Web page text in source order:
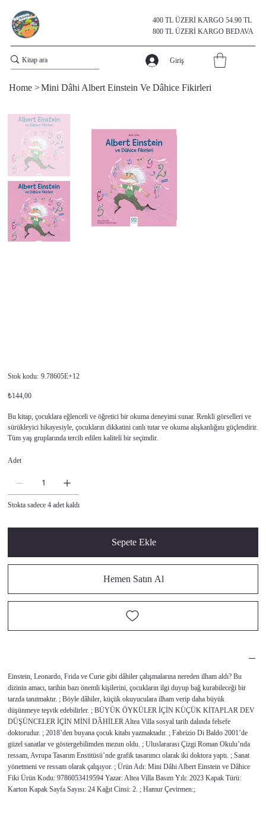
400 TL ÜZERİ KARGO 54.90 TL
800 TL ÜZERİ KARGO BEDAVA
Giriş
Home >Mini Dâhi Albert Einstein Ve Dâhice Fikirleri
Stok kodu: Stok
9.78605E+12
Orijinal
fiyat
₺144,00
Bu kitap, çocuklara eğlenceli ve öğretici bir okuma deneyimi sunar. Renkli görselleri ve
sürükleyici hikayesiyle, çocukların dikkatini canlı tutar ve okuma alışkanlığını güçlendirir.
Tüm yaş gruplarında tercih edilen kaliteli bir seçimdir.
Adet
Stokta sadece 4 adet kaldı
Sepete Ekle
Hemen Satın Al
Einstein, Leonardo, Frida ve Curie gibi dâhiler çalışmalarına nereden ilham aldı? Bu
dizinin amacı, tarihin bazı önemli kişilerini, çocukların ilgi duyup bağ kurabileceği bir
tarzda tanıtmaktır. ; Böyle dâhiler, küçük okuyuculara ilham verip daha büyük
düşünmeye teşvik edebilirler. ; BÜYÜK ÖYKÜLER İÇİN KÜÇÜK KİTAPLAR DEV
DÜŞÜNCELER İÇİN MİNİ DÂHİLER Altea Villa sosyal tarih dalında felsefe
doktorudur. ; 2018’den buyana çocuk kitabı yazmaktadır. ; Fabrizio Di Baldo 2001’de
güzel sanatlar ve göstergebilimden mezun oldu. ; Uluslararası Çizgi Roman Okulu’nda
ressam, Avrupa Tasarım Enstitüsü’nde grafik tasarımcı olarak iki doktora yaptı. ; Sanat
yönetmeni ve ressam olarak çalışıyor. ; Ürün Adı: Mini Dâhi Albert Einstein ve Dâhice
Fiki Ürün Kodu: 9786053419594 Yazar: Altea Villa Basım Yılı: 2023 Kapak Türü:
Karton Kapak Sayfa Sayısı: 24 Kağıt Cinsi: 2. ; Hamur Çevirmen:;